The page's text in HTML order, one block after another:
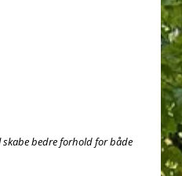
skabe bedre forhold for både